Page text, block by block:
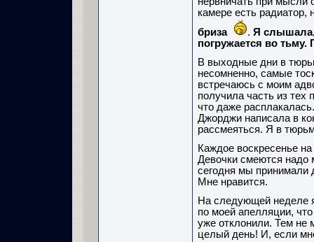
камере есть радиатор,
бриза
. Я слышала,
погружается во тьму.
В выходные дни в
несомненно, самые
встречаюсь с моим
получила часть из
что даже
Джорджи написала в
рассмеяться. Я в
Каждое воскресенье
Девочки смеются надо
сегодня мы принимали
Мне нравится.
На следующей неделе
по моей апелляции,
уже отклонили. Тем не
целый день! И, если